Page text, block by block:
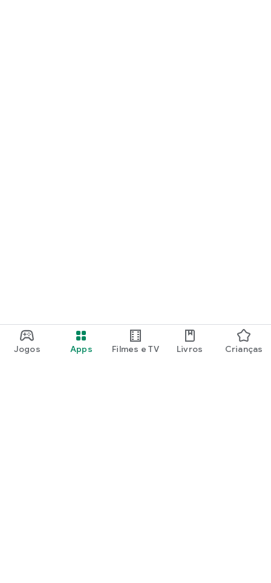
Jogos Apps Filmes e TV Livros Crianças